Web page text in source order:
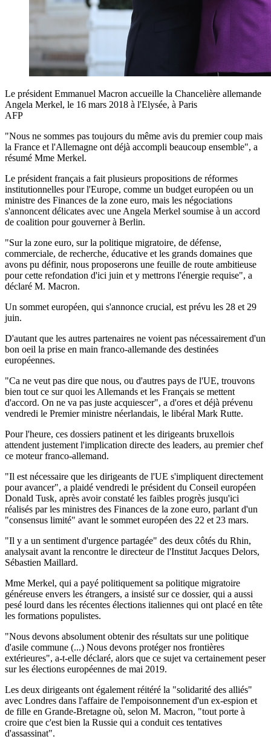
Le président Emmanuel Macron accueille la Chancelière allemande
Angela Merkel, le 16 mars 2018 à l'Elysée, à Paris
AFP
"Nous ne sommes pas toujours du même avis du premier coup mais
la France et l'Allemagne ont déjà accompli beaucoup ensemble", a
résumé Mme Merkel.
Le président français a fait plusieurs propositions de réformes
institutionnelles pour l'Europe, comme un budget européen ou un
ministre des Finances de la zone euro, mais les négociations
s'annoncent délicates avec une Angela Merkel soumise à un accord
de coalition pour gouverner à Berlin.
"Sur la zone euro, sur la politique migratoire, de défense,
commerciale, de recherche, éducative et les grands domaines que
avons pu définir, nous proposerons une feuille de route ambitieuse
pour cette refondation d'ici juin et y mettrons l'énergie requise", a
déclaré M. Macron.
Un sommet européen, qui s'annonce crucial, est prévu les 28 et 29
juin.
D'autant que les autres partenaires ne voient pas nécessairement d'un
bon oeil la prise en main franco-allemande des destinées
européennes.
"Ca ne veut pas dire que nous, ou d'autres pays de l'UE, trouvons
bien tout ce sur quoi les Allemands et les Français se mettent
d'accord. On ne va pas juste acquiescer", a d'ores et déjà prévenu
vendredi le Premier ministre néerlandais, le libéral Mark Rutte.
Pour l'heure, ces dossiers patinent et les dirigeants bruxellois
attendent justement l'implication directe des leaders, au premier chef
ce moteur franco-allemand.
"Il est nécessaire que les dirigeants de l'UE s'impliquent directement
pour avancer", a plaidé vendredi le président du Conseil européen
Donald Tusk, après avoir constaté les faibles progrès jusqu'ici
réalisés par les ministres des Finances de la zone euro, parlant d'un
"consensus limité" avant le sommet européen des 22 et 23 mars.
"Il y a un sentiment d'urgence partagée" des deux côtés du Rhin,
analysait avant la rencontre le directeur de l'Institut Jacques Delors,
Sébastien Maillard.
Mme Merkel, qui a payé politiquement sa politique migratoire
généreuse envers les étrangers, a insisté sur ce dossier, qui a aussi
pesé lourd dans les récentes élections italiennes qui ont placé en tête
les formations populistes.
"Nous devons absolument obtenir des résultats sur une politique
d'asile commune (...) Nous devons protéger nos frontières
extérieures", a-t-elle déclaré, alors que ce sujet va certainement peser
sur les élections européennes de mai 2019.
Les deux dirigeants ont également réitéré la "solidarité des alliés"
avec Londres dans l'affaire de l'empoisonnement d'un ex-espion et
de fille en Grande-Bretagne où, selon M. Macron, "tout porte à
croire que c'est bien la Russie qui a conduit ces tentatives
d'assassinat".